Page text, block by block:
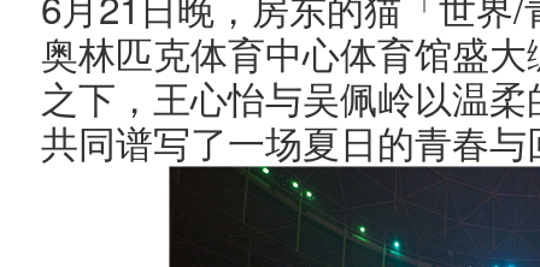
月 日晚，房东的猫「世界
奥林匹克体育中心体育馆盛
之下，王心怡与吴佩岭以温
共同谱写了一场夏日的青春与